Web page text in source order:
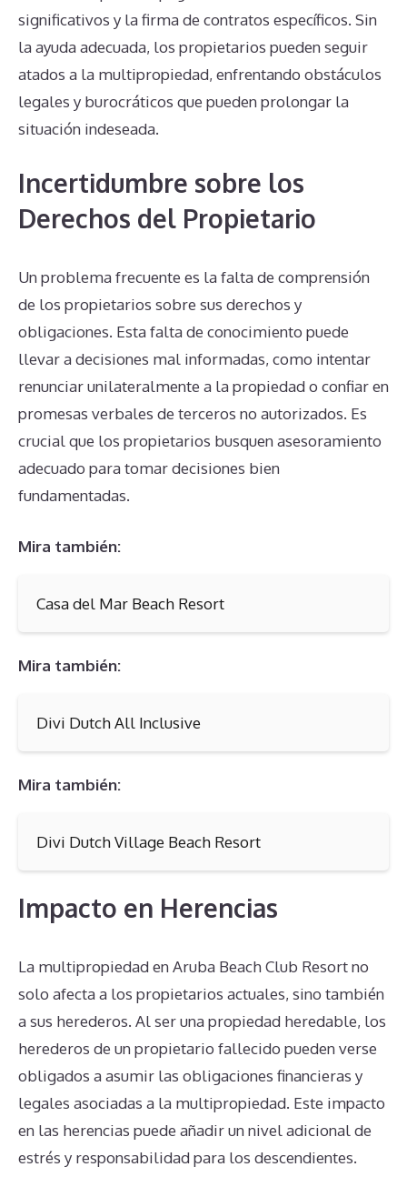
significativos y la firma de contratos específicos. Sin
la ayuda adecuada, los propietarios pueden seguir
atados a la multipropiedad, enfrentando obstáculos
legales y burocráticos que pueden prolongar la
situación indeseada.
Incertidumbre sobre los
Derechos del Propietario
Un problema frecuente es la falta de comprensión
de los propietarios sobre sus derechos y
obligaciones. Esta falta de conocimiento puede
llevar a decisiones mal informadas, como intentar
renunciar unilateralmente a la propiedad o confiar en
promesas verbales de terceros no autorizados. Es
crucial que los propietarios busquen asesoramiento
adecuado para tomar decisiones bien
fundamentadas.
Mira también:
Casa del Mar Beach Resort
Mira también:
Divi Dutch All Inclusive
Mira también:
Divi Dutch Village Beach Resort
Impacto en Herencias
La multipropiedad en Aruba Beach Club Resort no
solo afecta a los propietarios actuales, sino también
a sus herederos. Al ser una propiedad heredable, los
herederos de un propietario fallecido pueden verse
obligados a asumir las obligaciones financieras y
legales asociadas a la multipropiedad. Este impacto
en las herencias puede añadir un nivel adicional de
estrés y responsabilidad para los descendientes.